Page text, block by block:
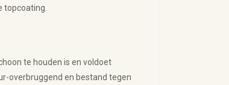
topcoating.
te houden is en voldoet
overbruggend en bestand tegen